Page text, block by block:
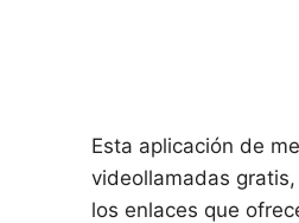
Esta aplicación de
videollamadas
los enlaces que